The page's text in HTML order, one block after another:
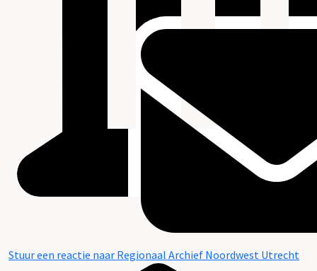
Stuur een reactie naar Regionaal Archief Noordwest Utrecht